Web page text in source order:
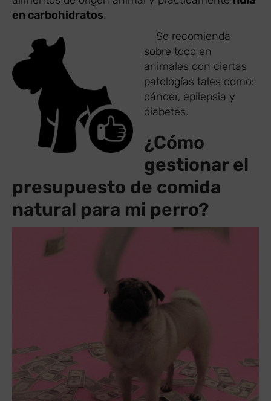
en carbohidratos.
​ Se recomienda
sobre todo en
animales con ciertas
patologías tales como:
cáncer, epilepsia y
diabetes.
¿Cómo
gestionar el
presupuesto de comida
natural para mi perro?